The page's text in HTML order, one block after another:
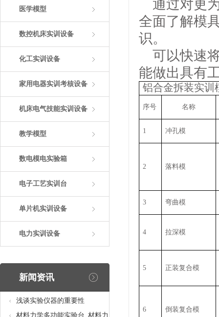
医学模型
数控机床实训设备
化工实训设备
家用电器实训考核设备
机床电气技能实训设备
教学模型
数电模电实验箱
电子工艺实训台
单片机实训设备
电力实训设备
新闻资讯
浅谈实验仪器的重要性
材料力学多功能实验台_材料力
通过对更
全面了解模
识。
可以快速
能做出具有
铝合金拆装实训
序号 名称
1 冲孔模
2 落料模
3 弯曲模
4 拉深模
5 正装复合模
6 倒装复合模